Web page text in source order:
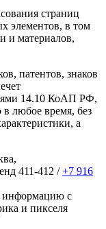
страниц
элементов, в том
и материалов,
патентов, знаков
14.10 КоАП РФ,
любое время, без
а
411-412 /+7 916
информацию с
и пикселя